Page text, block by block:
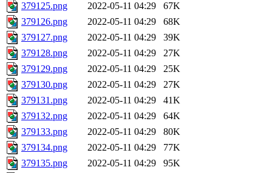
379125.png
2022-05-11 04:29
67K
379126.png
2022-05-11 04:29
68K
379127.png
2022-05-11 04:29
39K
379128.png
2022-05-11 04:29
27K
379129.png
2022-05-11 04:29
25K
379130.png
2022-05-11 04:29
27K
379131.png
2022-05-11 04:29
41K
379132.png
2022-05-11 04:29
64K
379133.png
2022-05-11 04:29
80K
379134.png
2022-05-11 04:29
77K
379135.png
2022-05-11 04:29
95K